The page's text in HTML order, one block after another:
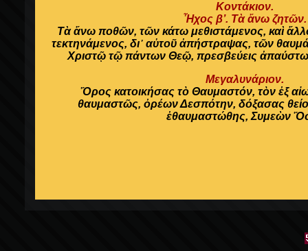
Κοντάκιον.
Ἦχος β’. Τὰ ἄνω ζητῶν.
Τὰ ἄνω ποθῶν, τῶν κάτω μεθιστάμενος, καὶ
τεκτηνάμενος, δι᾽ αὐτοῦ ἀπήστραψας, τῶν
Χριστῷ τῷ πάντων Θεῷ, πρεσβεύεις
Μεγαλυνάριον.
Ὄρος κατοικήσας τὸ Θαυμαστόν, τὸν ἐξ
θαυμαστῶς, ὀρέων Δεσπότην, δόξασας
ἐθαυμαστώθης, Συμεὼν